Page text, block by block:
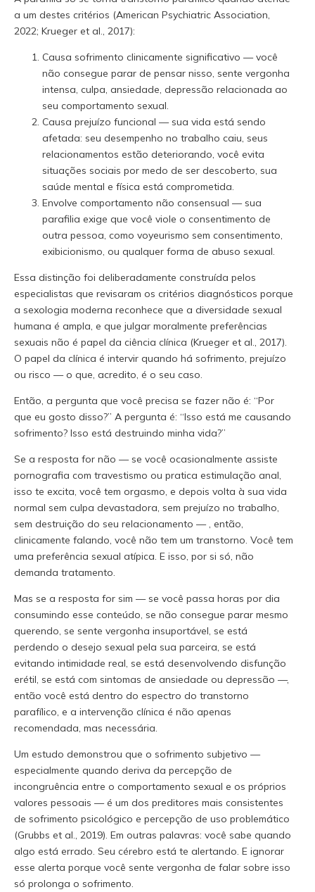
a um destes critérios (American Psychiatric Association,
2022; Krueger et al., 2017):
Causa sofrimento clinicamente significativo — você
não consegue parar de pensar nisso, sente vergonha
intensa, culpa, ansiedade, depressão relacionada ao
seu comportamento sexual.
Causa prejuízo funcional — sua vida está sendo
afetada: seu desempenho no trabalho caiu, seus
relacionamentos estão deteriorando, você evita
situações sociais por medo de ser descoberto, sua
saúde mental e física está comprometida.
Envolve comportamento não consensual — sua
parafilia exige que você viole o consentimento de
outra pessoa, como voyeurismo sem consentimento,
exibicionismo, ou qualquer forma de abuso sexual.
Essa distinção foi deliberadamente construída pelos
especialistas que revisaram os critérios diagnósticos porque
a sexologia moderna reconhece que a diversidade sexual
humana é ampla, e que julgar moralmente preferências
sexuais não é papel da ciência clínica (Krueger et al., 2017).
O papel da clínica é intervir quando há sofrimento, prejuízo
ou risco — o que, acredito, é o seu caso.
Então, a pergunta que você precisa se fazer não é: “Por
que eu gosto disso?” A pergunta é: “Isso está me causando
sofrimento? Isso está destruindo minha vida?”
Se a resposta for não — se você ocasionalmente assiste
pornografia com travestismo ou pratica estimulação anal,
isso te excita, você tem orgasmo, e depois volta à sua vida
normal sem culpa devastadora, sem prejuízo no trabalho,
sem destruição do seu relacionamento — , então,
clinicamente falando, você não tem um transtorno. Você tem
uma preferência sexual atípica. E isso, por si só, não
demanda tratamento.
Mas se a resposta for sim — se você passa horas por dia
consumindo esse conteúdo, se não consegue parar mesmo
querendo, se sente vergonha insuportável, se está
perdendo o desejo sexual pela sua parceira, se está
evitando intimidade real, se está desenvolvendo disfunção
erétil, se está com sintomas de ansiedade ou depressão —,
então você está dentro do espectro do transtorno
parafílico, e a intervenção clínica é não apenas
recomendada, mas necessária.
Um estudo demonstrou que o sofrimento subjetivo —
especialmente quando deriva da percepção de
incongruência entre o comportamento sexual e os próprios
valores pessoais — é um dos preditores mais consistentes
de sofrimento psicológico e percepção de uso problemático
(Grubbs et al., 2019). Em outras palavras: você sabe quando
algo está errado. Seu cérebro está te alertando. E ignorar
esse alerta porque você sente vergonha de falar sobre isso
só prolonga o sofrimento.